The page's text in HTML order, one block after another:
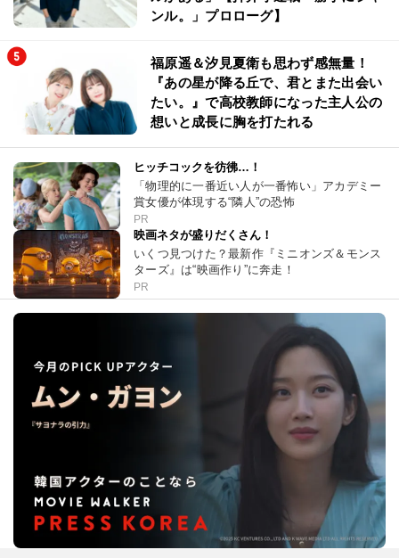
ンル。」プロローグ】
福原遥＆汐見夏衛も思わず感無量！
『あの星が降る丘で、君とまた出会い
たい。』で高校教師になった主人公の
想いと成長に胸を打たれる
ヒッチコックを彷彿…！
「物理的に一番近い人が一番怖い」アカデミー
賞女優が体現する“隣人”の恐怖
PR
映画ネタが盛りだくさん！
いくつ見つけた？最新作『ミニオンズ＆モンス
ターズ』は“映画作り”に奔走！
PR